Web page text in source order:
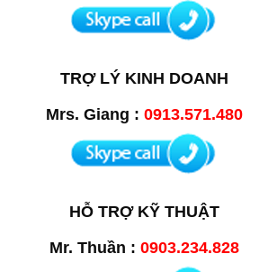
TRỢ LÝ KINH DOANH
Mrs. Giang : 0913.571.480
HỖ TRỢ KỸ THUẬT
Mr. Thuần : 0903.234.828